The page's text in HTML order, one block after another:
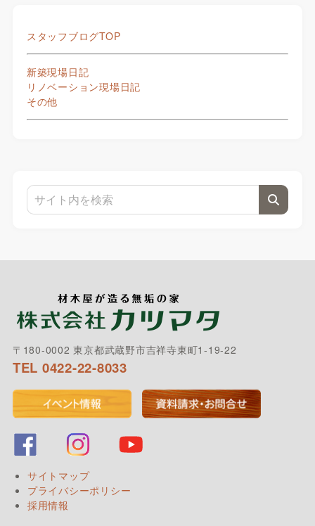
スタッフブログTOP
新築現場日記
リノベーション現場日記
その他
〒180-0002 東京都武蔵野市吉祥寺東町1-19-22
TEL 0422-22-8033
サイトマップ
プライバシーポリシー
採用情報